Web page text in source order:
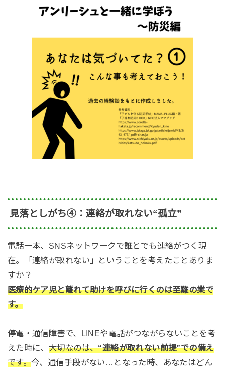
見落としがち④：連絡が取れない“孤立”
電話一本、SNSネットワークで誰とでも連絡がつく現
在。「連絡が取れない」ということを考えたことありま
すか？
医療的ケア児と離れて助けを呼びに行くのは至難の業で
す。
停電・通信障害で、LINEや電話がつながらないことを考
えた時に、 大切なのは、“連絡が取れない前提”での備え
です。今、通信手段がない…となった時、あなたはどん